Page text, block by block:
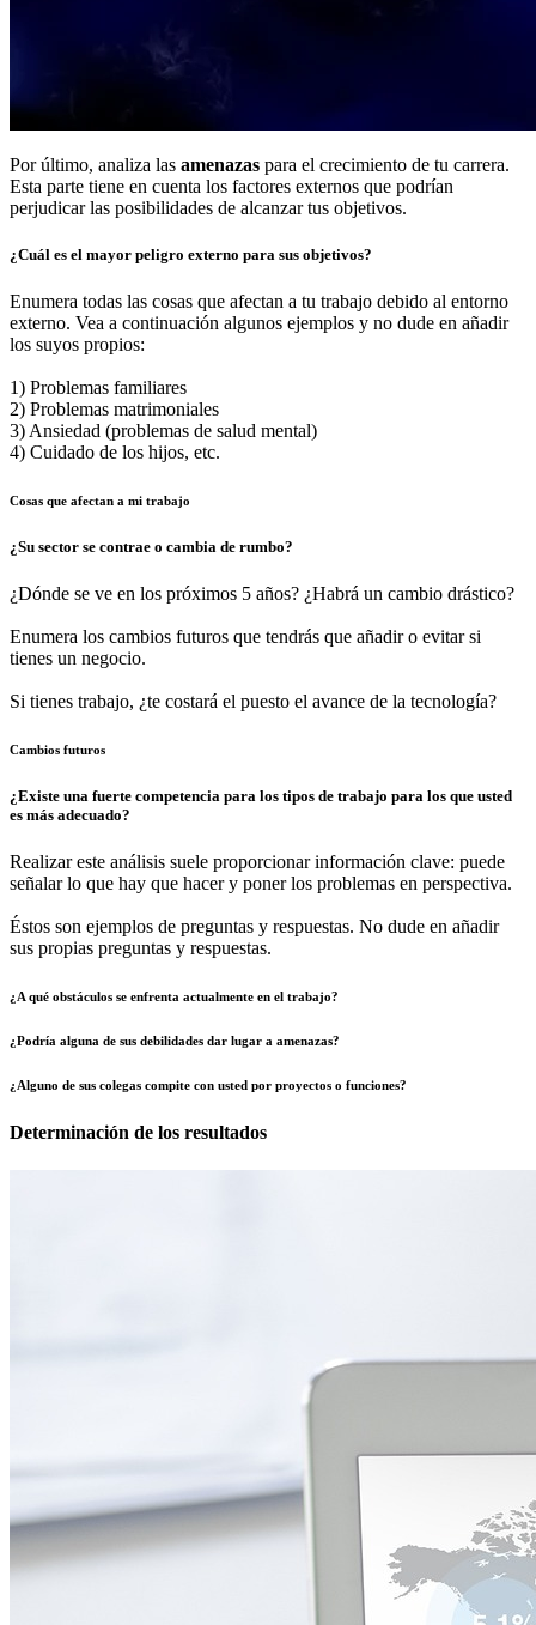
Por último, analiza las amenazas para el crecimiento de tu carrera.
Esta parte tiene en cuenta los factores externos que podrían
perjudicar las posibilidades de alcanzar tus objetivos.
¿Cuál es el mayor peligro externo para sus objetivos?
Enumera todas las cosas que afectan a tu trabajo debido al entorno
externo. Vea a continuación algunos ejemplos y no dude en añadir
los suyos propios:
1) Problemas familiares
2) Problemas matrimoniales
3) Ansiedad (problemas de salud mental)
4) Cuidado de los hijos, etc.
Cosas que afectan a mi trabajo
¿Su sector se contrae o cambia de rumbo?
¿Dónde se ve en los próximos 5 años? ¿Habrá un cambio drástico?
Enumera los cambios futuros que tendrás que añadir o evitar si
tienes un negocio.
Si tienes trabajo, ¿te costará el puesto el avance de la tecnología?
Cambios futuros
¿Existe una fuerte competencia para los tipos de trabajo para los que usted
es más adecuado?
Realizar este análisis suele proporcionar información clave: puede
señalar lo que hay que hacer y poner los problemas en perspectiva.
Éstos son ejemplos de preguntas y respuestas. No dude en añadir
sus propias preguntas y respuestas.
¿A qué obstáculos se enfrenta actualmente en el trabajo?
¿Podría alguna de sus debilidades dar lugar a amenazas?
¿Alguno de sus colegas compite con usted por proyectos o funciones?
Determinación de los resultados